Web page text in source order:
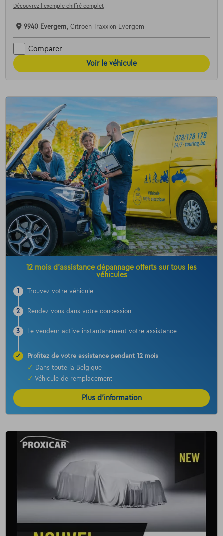
Découvrez l’exemple chiffré complet
9940 Evergem, Citroën Traxxion Evergem
Comparer
Voir le véhicule
12 mois d’assistance dépannage offerts sur tous les
véhicules
1 Trouvez votre véhicule
2 Rendez-vous dans votre concession
3 Le vendeur active instantanément votre assistance
✓
Profitez de votre assistance pendant 12 mois
✓
Dans toute la Belgique
✓ Véhicule de remplacement
Plus d’information